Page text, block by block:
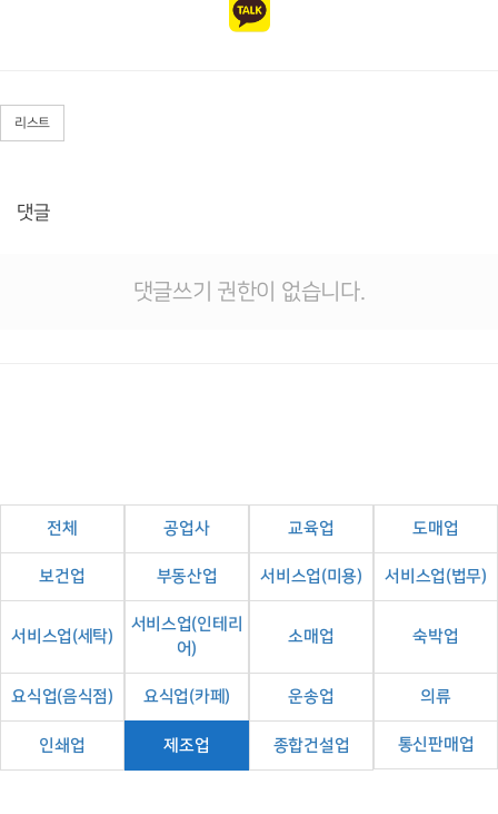
리스트
댓글
댓글쓰기 권한이 없습니다.
전체 공업사 교육업 도매업
보건업 부동산업 서비스업(미용) 서비스업(법무)
서비스업(세탁)
서비스업(인테리
어)
소매업 숙박업
요식업(음식점) 요식업(카페) 운송업 의류
인쇄업 제조업 종합건설업 통신판매업